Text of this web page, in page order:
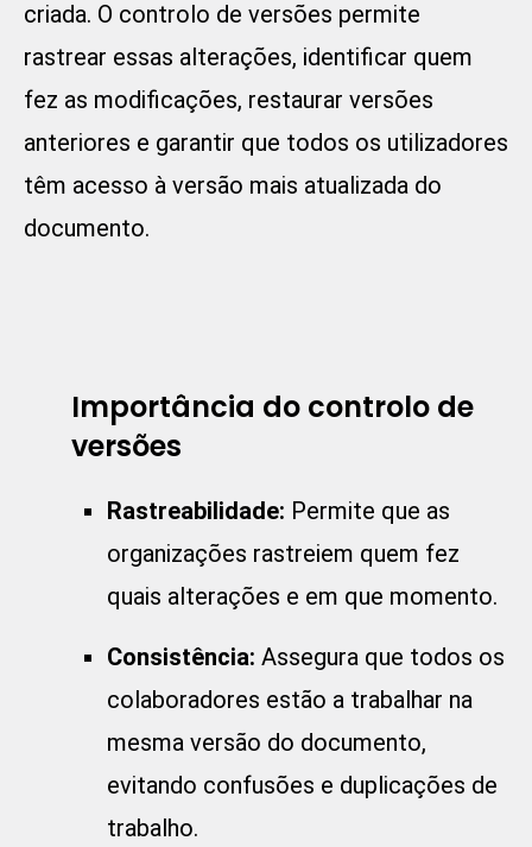
criada. O controlo de versões permite
rastrear essas alterações, identificar quem
fez as modificações, restaurar versões
anteriores e garantir que todos os utilizadores
têm acesso à versão mais atualizada do
documento.
Importância do controlo de
versões
Rastreabilidade: Permite que as
organizações rastreiem quem fez
quais alterações e em que momento.
Consistência: Assegura que todos os
colaboradores estão a trabalhar na
mesma versão do documento,
evitando confusões e duplicações de
trabalho.